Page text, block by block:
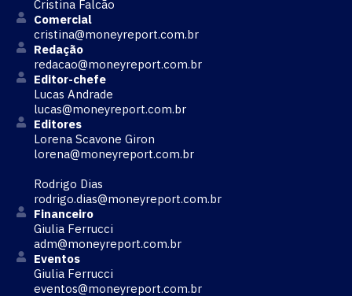
Cristina Falcão
Comercial
cristina@moneyreport.com.br
Redação
redacao@moneyreport.com.br
Editor-chefe
Lucas Andrade
lucas@moneyreport.com.br
Editores
Lorena Scavone Giron
lorena@moneyreport.com.br
Rodrigo Dias
rodrigo.dias@moneyreport.com.br
Financeiro
Giulia Ferrucci
adm@moneyreport.com.br
Eventos
Giulia Ferrucci
eventos@moneyreport.com.br